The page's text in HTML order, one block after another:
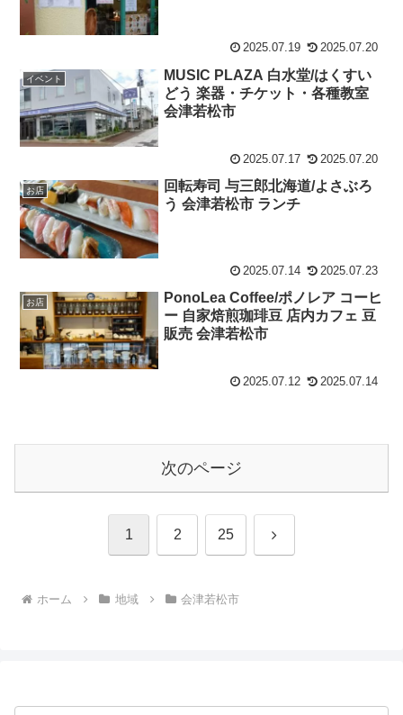
2025.07.19 2025.07.20
イベント
MUSIC PLAZA 白水堂/はくすい
どう 楽器・チケット・各種教室
会津若松市
2025.07.17 2025.07.20
お店
回転寿司 与三郎北海道/よさぶろ
う 会津若松市 ランチ
2025.07.14 2025.07.23
お店
PonoLea Coffee/ポノレア コーヒ
ー 自家焙煎珈琲豆 店内カフェ 豆
販売 会津若松市
2025.07.12 2025.07.14
次のページ
1 2 25 次
ホーム 地域 会津若松市